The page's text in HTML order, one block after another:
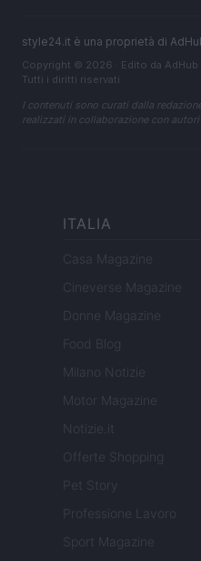
style24.it è una proprietà di
Copyright © 2026 · Edito da
Tutti i diritti riservati
I contenuti sono curati dalla
realizzati in collaborazione con
ITALIA
Casa Magazine
Cineverse Magazine
Donne Magazine
Food Blog
Milano Notizie
Motor Magazine
Notizie.it
Offerte Shopping
Pet Story
Professione Lavoro
Sport Magazine